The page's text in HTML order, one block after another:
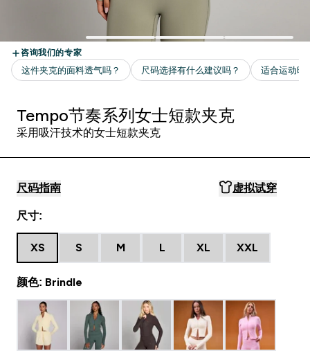
Tempo节奏系列女士短款夹克
采用吸汗技术的女士短款夹克
尺码指南 虚拟试穿
尺寸:
XS S M L XL XXL
颜色: Brindle